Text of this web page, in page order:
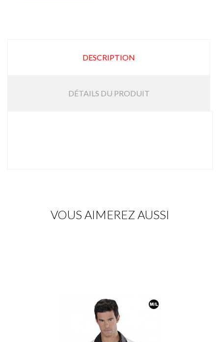
DESCRIPTION
DÉTAILS DU PRODUIT
VOUS AIMEREZ AUSSI